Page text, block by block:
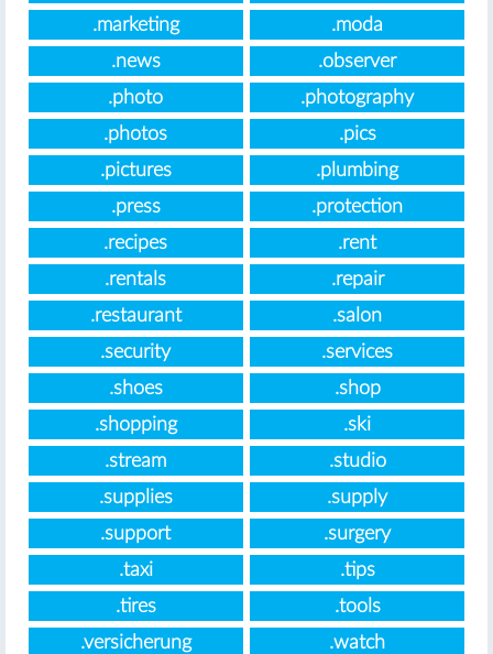
.marketing
.moda
.news
.observer
.photo
.photography
.photos
.pics
.pictures
.plumbing
.press
.protection
.recipes
.rent
.rentals
.repair
.restaurant
.salon
.security
.services
.shoes
.shop
.shopping
.ski
.stream
.studio
.supplies
.supply
.support
.surgery
.taxi
.tips
.tires
.tools
.versicherung
.watch